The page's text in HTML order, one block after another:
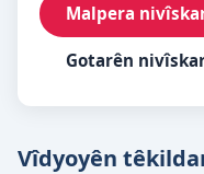
Malpera
Gotarên
Vîdyoyên